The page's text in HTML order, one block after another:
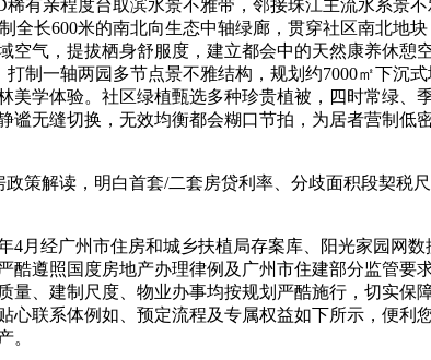
有亲程度台取滨水景不雅带，邻接珠江主流水系景
全长600米的南北向生态中轴绿廊，贯穿社区南北地
气，提拔栖身舒服度，建立都会中的天然康养休憩
制一轴两园多节点景不雅结构，规划约7000㎡下沉
学体验。社区绿植甄选多种珍贵植被，四时常绿
无缝切换，无效均衡都会糊口节拍，为居者营制
解读，明白首套/二套房贷利率、分歧面积段契税
经广州市住房和城乡扶植局存案库、阳光家园网
遵照国度房地产办理律例及广州市住建部分监管
、建制尺度、物业办事均按规划严酷施行，切实
联系体例如、预定流程及专属权益如下所示，便
。